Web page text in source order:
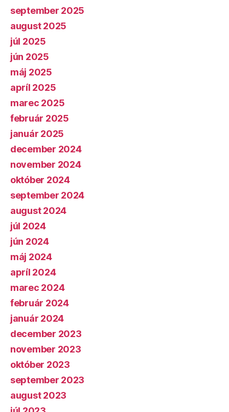
september 2025
august 2025
júl 2025
jún 2025
máj 2025
apríl 2025
marec 2025
február 2025
január 2025
december 2024
november 2024
október 2024
september 2024
august 2024
júl 2024
jún 2024
máj 2024
apríl 2024
marec 2024
február 2024
január 2024
december 2023
november 2023
október 2023
september 2023
august 2023